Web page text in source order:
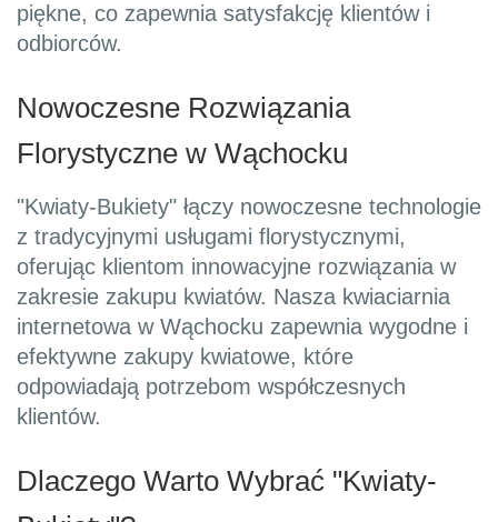
piękne, co zapewnia satysfakcję klientów i
odbiorców.
Nowoczesne Rozwiązania
Florystyczne w Wąchocku
"Kwiaty-Bukiety" łączy nowoczesne technologie
z tradycyjnymi usługami florystycznymi,
oferując klientom innowacyjne rozwiązania w
zakresie zakupu kwiatów. Nasza kwiaciarnia
internetowa w Wąchocku zapewnia wygodne i
efektywne zakupy kwiatowe, które
odpowiadają potrzebom współczesnych
klientów.
Dlaczego Warto Wybrać "Kwiaty-